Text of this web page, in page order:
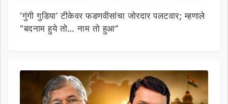
‘गुंगी गुडिया’ टीकेवर फडणवीसांचा जोरदार पलटवार; म्हणाले
“बदनाम हुये तो… नाम तो हुआ”